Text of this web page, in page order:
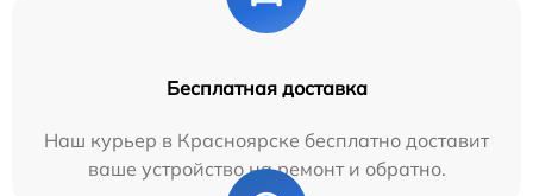
Бесплатная доставка
Наш курьер в Красноярске бесплатно доставит
ваше устройство на ремонт и обратно.